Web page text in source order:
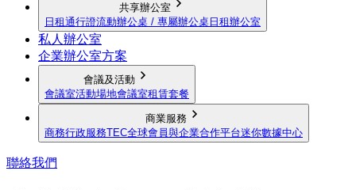
共享辦公室
日租通行證流動辦公桌 / 專屬辦公桌 日租辦公室
私人辦公室
企業辦公室方案
會議及活動
會議室活動場地會議室租賃套餐
商業服務
商務行政服務TEC全球會員與企業合作平台迷你數據中心
聯絡我們